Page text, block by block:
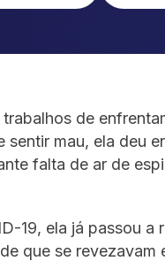
de
mau, ela deu
falta de ar de
19, ela já passou
que se revezavam